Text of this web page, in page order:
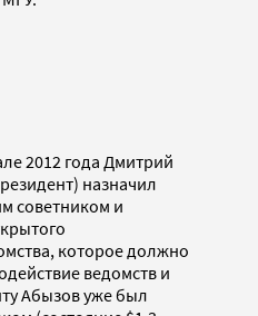
2012 года Дмитрий
назначил
советником и
которое должно
ведомств и
Абызов уже был